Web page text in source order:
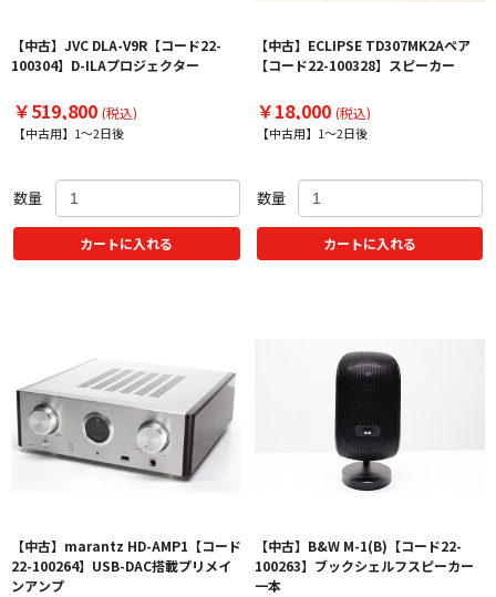
【中古】JVC DLA-V9R【コード22-
100304】D-ILAプロジェクター
￥519,800 (税込)
【中古用】1～2日後
数量
カートに入れる
【中古】ECLIPSE TD307MK2Aペア
【コード22-100328】スピーカー
￥18,000 (税込)
【中古用】1～2日後
数量
カートに入れる
【中古】marantz HD-AMP1【コード
22-100264】USB-DAC搭載プリメイ
ンアンプ
【中古】B&W M-1(B)【コード22-
100263】ブックシェルフスピーカー
一本